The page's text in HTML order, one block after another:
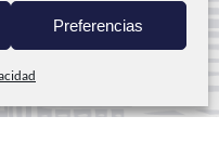
Preferencias